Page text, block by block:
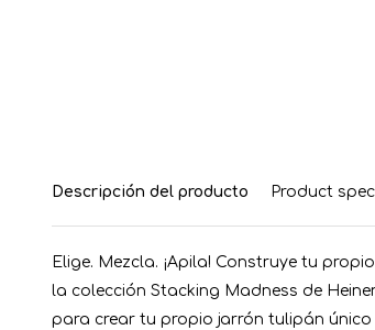
Descripción del producto Product
Elige. Mezcla. ¡Apila! Construye tu
la colección Stacking Madness de
para crear tu propio jarrón tulipán único